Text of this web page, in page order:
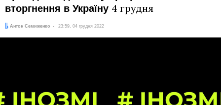
вторгнення в Україну 4 грудня
Автор:
Антон Семиженко
Дата: 23:59, 04 грудня 2022